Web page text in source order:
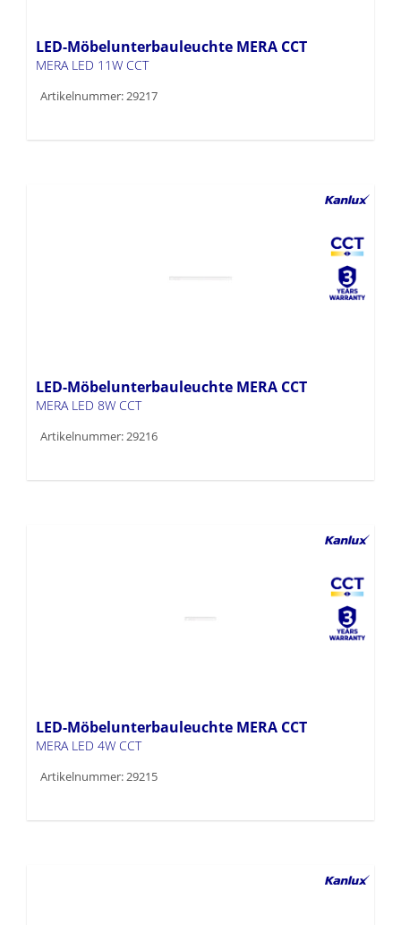
LED-Möbelunterbauleuchte MERA CCT
MERA LED 11W CCT
Artikelnummer: 29217
LED-Möbelunterbauleuchte MERA CCT
MERA LED 8W CCT
Artikelnummer: 29216
LED-Möbelunterbauleuchte MERA CCT
MERA LED 4W CCT
Artikelnummer: 29215